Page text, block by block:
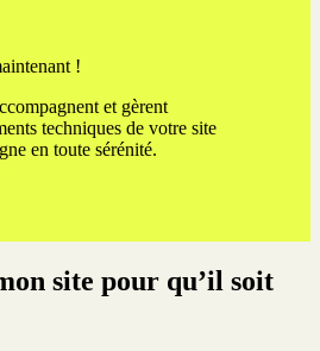
!
et gèrent
techniques de votre site
en toute sérénité.
site pour qu’il soit